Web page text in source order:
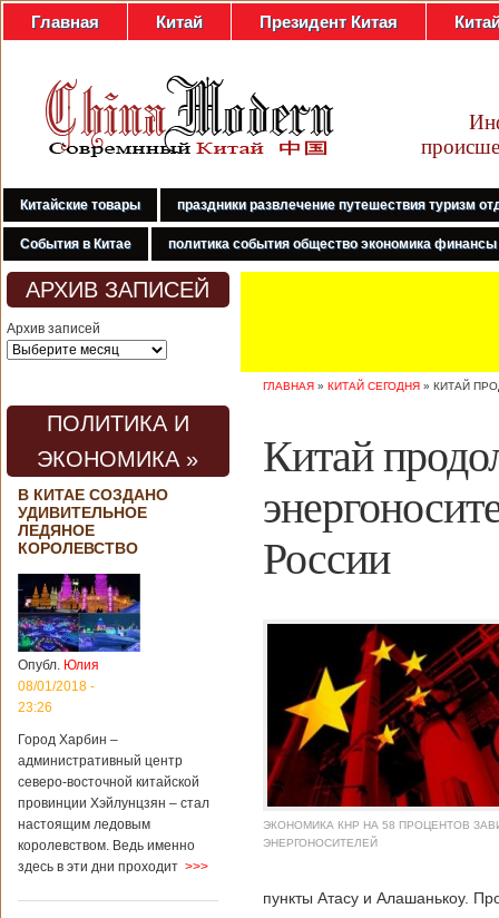
Главная Китай Президент Китая
Китайские товары праздники развлечение путешествия туризм
События в Китае политика события общество экономика финансы
АРХИВ ЗАПИСЕЙ
Архив записей
ПОЛИТИКА И
ЭКОНОМИКА »
В КИТАЕ СОЗДАНО
УДИВИТЕЛЬНОЕ
ЛЕДЯНОЕ
КОРОЛЕВСТВО
Опубл. Юлия
08/01/2018 -
23:26
Город Харбин –
административный центр
северо-восточной китайской
провинции Хэйлунцзян – стал
настоящим ледовым
королевством. Ведь именно
здесь в эти дни проходит >>>
ГЛАВНАЯ » КИТАЙ СЕГОДНЯ » КИТАЙ
Китай
России
ЭКОНОМИКА КНР НА 58 ПРОЦЕНТОВ
ЭНЕРГОНОСИТЕЛЕЙ
пункты Атасу и Алашанькоу.